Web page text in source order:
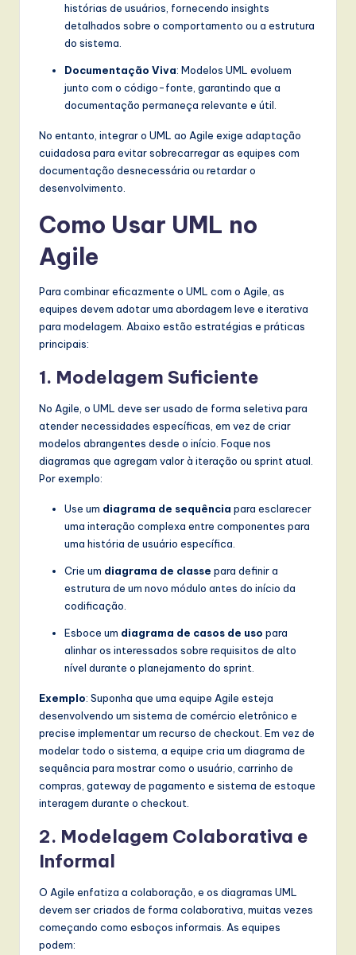
histórias de usuários, fornecendo insights
detalhados sobre o comportamento ou a estrutura
do sistema.
Documentação Viva: Modelos UML evoluem
junto com o código-fonte, garantindo que a
documentação permaneça relevante e útil.
No entanto, integrar o UML ao Agile exige adaptação
cuidadosa para evitar sobrecarregar as equipes com
documentação desnecessária ou retardar o
desenvolvimento.
Como Usar UML no
Agile
Para combinar eficazmente o UML com o Agile, as
equipes devem adotar uma abordagem leve e iterativa
para modelagem. Abaixo estão estratégias e práticas
principais:
1. Modelagem Suficiente
No Agile, o UML deve ser usado de forma seletiva para
atender necessidades específicas, em vez de criar
modelos abrangentes desde o início. Foque nos
diagramas que agregam valor à iteração ou sprint atual.
Por exemplo:
Use um diagrama de sequência para esclarecer
uma interação complexa entre componentes para
uma história de usuário específica.
Crie um diagrama de classe para definir a
estrutura de um novo módulo antes do início da
codificação.
Esboce um diagrama de casos de uso para
alinhar os interessados sobre requisitos de alto
nível durante o planejamento do sprint.
Exemplo: Suponha que uma equipe Agile esteja
desenvolvendo um sistema de comércio eletrônico e
precise implementar um recurso de checkout. Em vez de
modelar todo o sistema, a equipe cria um diagrama de
sequência para mostrar como o usuário, carrinho de
compras, gateway de pagamento e sistema de estoque
interagem durante o checkout.
2. Modelagem Colaborativa e
Informal
O Agile enfatiza a colaboração, e os diagramas UML
devem ser criados de forma colaborativa, muitas vezes
começando como esboços informais. As equipes
podem: